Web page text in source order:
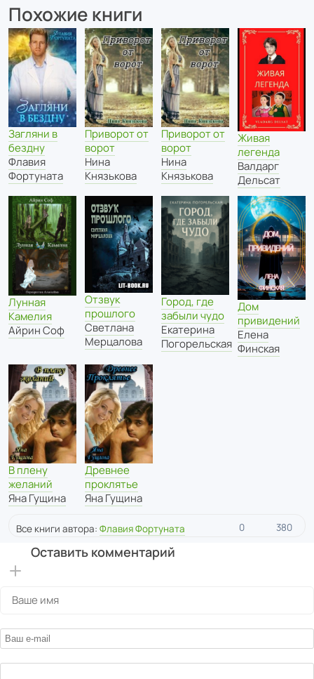
Похожие книги
Загляни в
бездну
Флавия
Фортуната
Приворот от
ворот
Нина
Князькова
Приворот от
ворот
Нина
Князькова
Живая
легенда
Валдарг
Дельсат
Лунная
Камелия
Айрин Соф
Отзвук
прошлого
Светлана
Мерцалова
Город, где
забыли чудо
Екатерина
Погорельская
Дом
привидений
Елена
Финская
В плену
желаний
Яна Гущина
Древнее
проклятье
Яна Гущина
Все книги автора: Флавия Фортуната 0 380
Оставить комментарий